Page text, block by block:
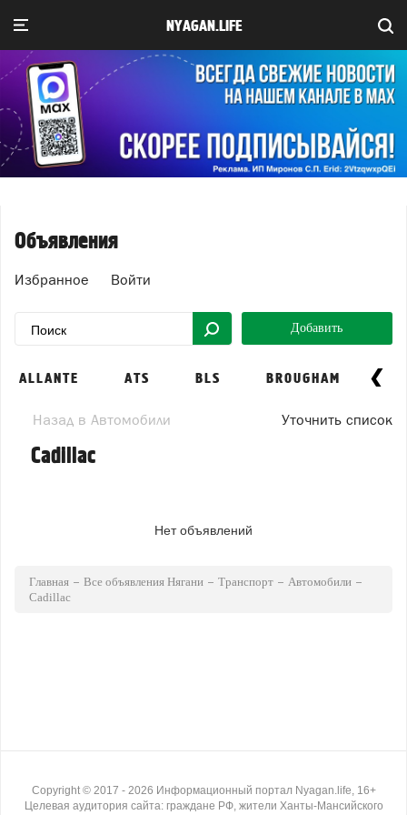
NYAGAN.LIFE
Объявления
Избранное Войти
Добавить
ALLANTE ATS BLS BROUGHAM
Назад в Автомобили Уточнить список
Cadillac
Нет объявлений
Главная Все объявления Нягани Транспорт
Автомобили
Cadillac
Copyright © 2017 - 2026 Информационный портал Nyagan.life, 16+
Целевая аудитория сайта: граждане РФ, жители Ханты-Мансийского